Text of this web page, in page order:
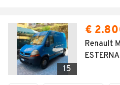
15
€
Renault